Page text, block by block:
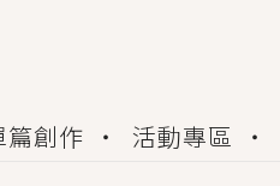
篇創作 活動專區